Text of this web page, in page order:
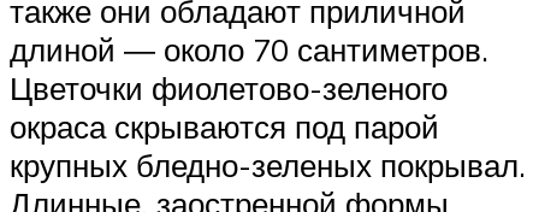
также они обладают приличной
длиной ― около 70 сантиметров.
Цветочки фиолетово-зеленого
окраса скрываются под парой
крупных бледно-зеленых покрывал.
Длинные, заостренной формы